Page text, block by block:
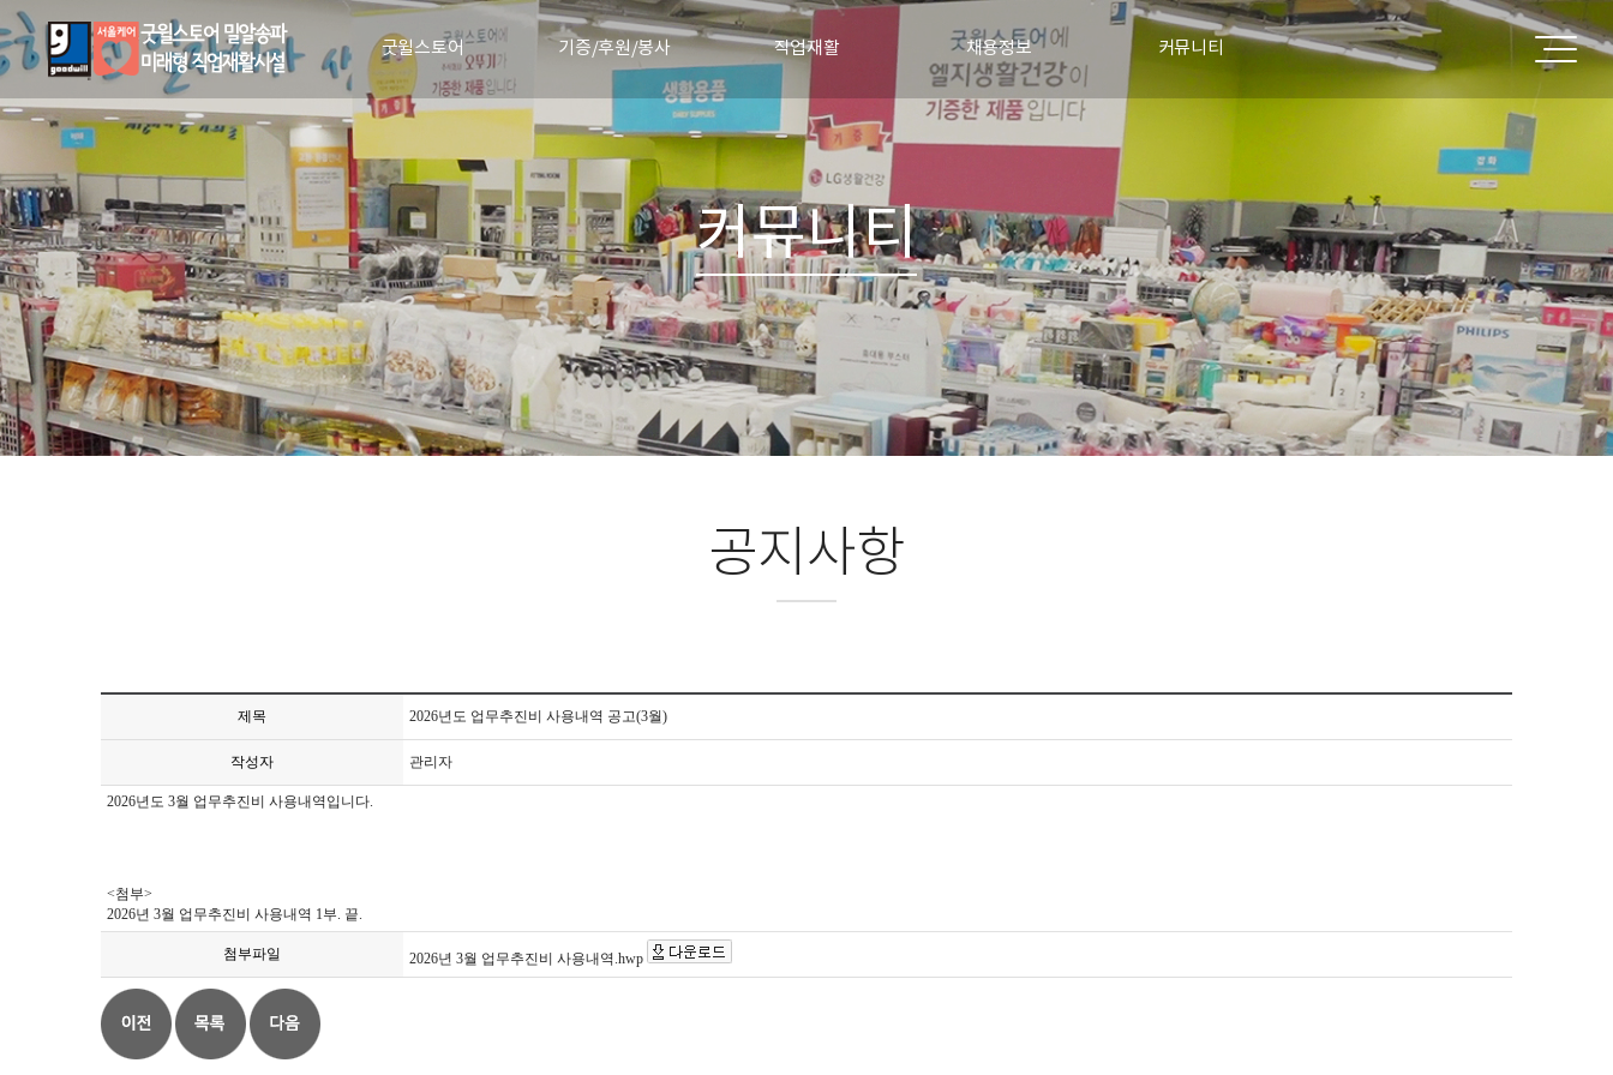
굿윌스토어
인사말
비전과 사명
매장안내
장애인 일자리 창출
CI 소개
조직도
인권 및 윤리 강령
기증/후원/봉사
정기후원신청
기증소식
협력기업
자원봉사
직업재활
직업재활안내
직업재활소식
채용정보
채용절차
커뮤니티
언론보도
커뮤니티
공지사항
제목 2026년도 업무추진비 사용내역 공고(3월)
작성자 관리자
2026년도 3월 업무추진비 사용내역입니다.
<첨부>
2026년 3월 업무추진비 사용내역 1부. 끝.
첨부파일 2026년 3월 업무추진비 사용내역.hwp